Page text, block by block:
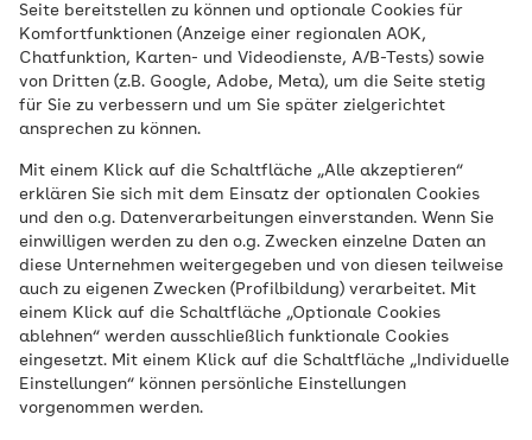
Seite bereitstellen zu können und optionale Cookies für
Komfortfunktionen (Anzeige einer regionalen AOK,
Chatfunktion, Karten- und Videodienste, A/B-Tests) sowie
von Dritten (z.B. Google, Adobe, Meta), um die Seite stetig
für Sie zu verbessern und um Sie später zielgerichtet
ansprechen zu können.
Mit einem Klick auf die Schaltfläche „Alle akzeptieren“
erklären Sie sich mit dem Einsatz der optionalen Cookies
und den o.g. Datenverarbeitungen einverstanden. Wenn Sie
einwilligen werden zu den o.g. Zwecken einzelne Daten an
diese Unternehmen weitergegeben und von diesen teilweise
auch zu eigenen Zwecken (Profilbildung) verarbeitet. Mit
einem Klick auf die Schaltfläche „Optionale Cookies
ablehnen“ werden ausschließlich funktionale Cookies
eingesetzt. Mit einem Klick auf die Schaltfläche „Individuelle
Einstellungen“ können persönliche Einstellungen
vorgenommen werden.
Bewegungsmangel
bei Kindern ist
schlecht für die
Herzgesundheit
Veröffentlicht am:
12.02.2026 4 Minuten Lesedauer
von
Jennifer Ann Steinort
Viele Kinder bewegen sich im Alltag zu
wenig. Eine Studie zeigt, dass langes